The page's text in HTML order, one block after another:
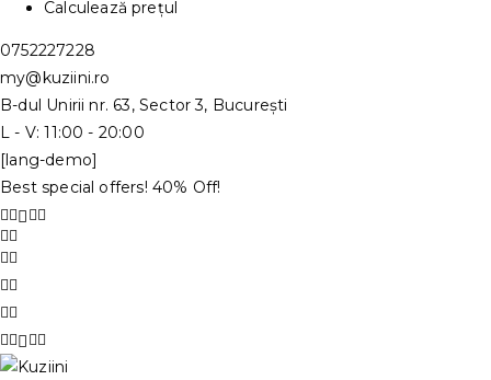
Calculează prețul
0752227228
my@kuziini.ro
B-dul Unirii nr. 63, Sector 3, București
L - V: 11:00 - 20:00
[lang-demo]
Best special offers! 40% Off!